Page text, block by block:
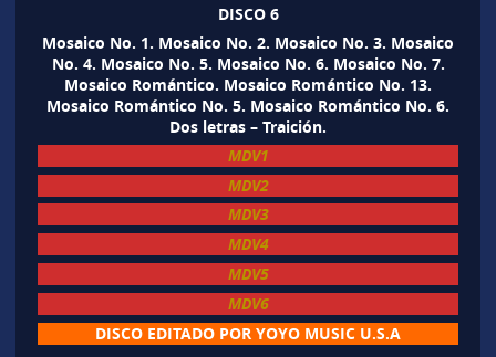
DISCO 6
Mosaico No. 1. Mosaico No. 2. Mosaico No. 3. Mosaico
No. 4. Mosaico No. 5. Mosaico No. 6. Mosaico No. 7.
Mosaico Romántico. Mosaico Romántico No. 13.
Mosaico Romántico No. 5. Mosaico Romántico No. 6.
Dos letras – Traición.
MDV1
MDV2
MDV3
MDV4
MDV5
MDV6
DISCO EDITADO POR YOYO MUSIC U.S.A